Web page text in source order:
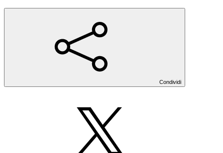
Condividi